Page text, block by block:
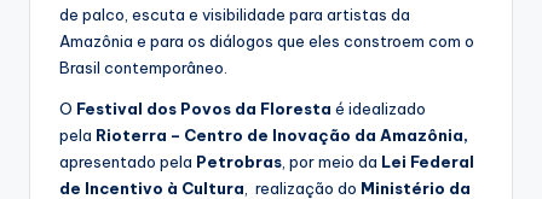
de palco, escuta e visibilidade para artistas da
Amazônia e para os diálogos que eles constroem com o
Brasil contemporâneo.
O Festival dos Povos da Floresta é idealizado
pela Rioterra – Centro de Inovação da Amazônia,
apresentado pela Petrobras , por meio da Lei Federal
de Incentivo à Cultura , realização do Ministério da